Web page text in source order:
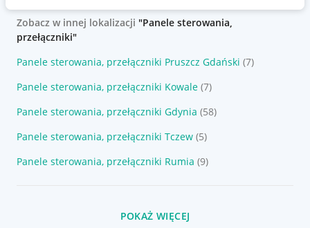
Zobacz w innej lokalizacji "Panele sterowania,
przełączniki"
Panele sterowania, przełączniki Pruszcz Gdański (7)
Panele sterowania, przełączniki Kowale (7)
Panele sterowania, przełączniki Gdynia (58)
Panele sterowania, przełączniki Tczew (5)
Panele sterowania, przełączniki Rumia (9)
POKAŻ WIĘCEJ